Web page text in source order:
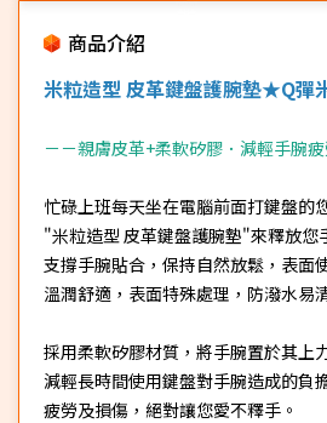
商品介紹
米粒造型 皮革鍵盤護腕墊★Q彈
－－親膚皮革+柔軟矽膠．減輕手腕
忙碌上班每天坐在電腦前面打鍵盤的
"米粒造型 皮革鍵盤護腕墊"來釋放您
支撐手腕貼合，保持自然放鬆，表面
溫潤舒適，表面特殊處理，防潑水易
採用柔軟矽膠材質，將手腕置於其上
減輕長時間使用鍵盤對手腕造成的負
疲勞及損傷，絕對讓您愛不釋手。